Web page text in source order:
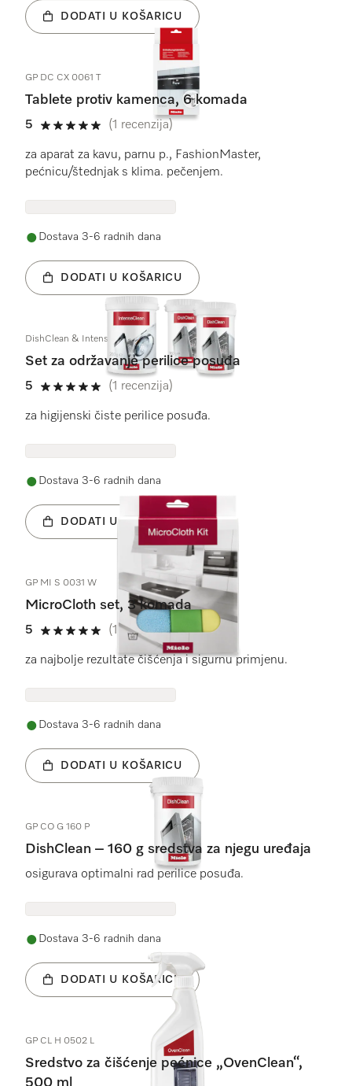
DODATI U KOŠARICU
GP DC CX 0061 T
Tablete protiv kamenca, 6 komada
5
5 od 5
(1 recenzija)
za aparat za kavu, parnu p., FashionMaster,
pećnicu/štednjak s klima. pečenjem.
Dostava 3-6 radnih dana
DODATI U KOŠARICU
DishClean & IntenseClean Set
Set za održavanje perilice posuđa
5
5 od 5
(1 recenzija)
za higijenski čiste perilice posuđa.
Dostava 3-6 radnih dana
DODATI U KOŠARICU
GP MI S 0031 W
MicroCloth set, 3 komada
5
5 od 5
(1 recenzija)
za najbolje rezultate čišćenja i sigurnu primjenu.
Dostava 3-6 radnih dana
DODATI U KOŠARICU
GP CO G 160 P
DishClean – 160 g sredstva za njegu uređaja
osigurava optimalni rad perilice posuđa.
Dostava 3-6 radnih dana
DODATI U KOŠARICU
GP CL H 0502 L
Sredstvo za čišćenje pećnice „OvenClean“,
500 ml